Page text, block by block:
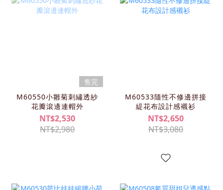
售完
M60550小雛菊刺繡透紗
花瓣滾邊連帽外
NT$2,530
NT$2,980
M60533隨性不修邊拼接
緹花布設計感襯衫
NT$2,650
NT$3,080